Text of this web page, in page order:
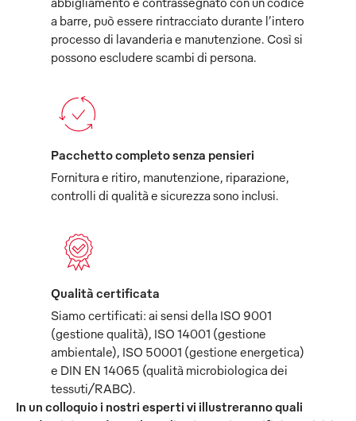
a barre, può essere rintracciato durante l’intero
processo di lavanderia e manutenzione. Così si
possono escludere scambi di persona.
Pacchetto completo senza pensieri
Fornitura e ritiro, manutenzione, riparazione,
controlli di qualità e sicurezza sono inclusi.
Qualità certificata
Siamo certificati: ai sensi della ISO 9001
(gestione qualità), ISO 14001 (gestione
ambientale), ISO 50001 (gestione energetica)
e DIN EN 14065 (qualità microbiologica dei
tessuti/RABC).
In un colloquio i nostri esperti vi illustreranno quali